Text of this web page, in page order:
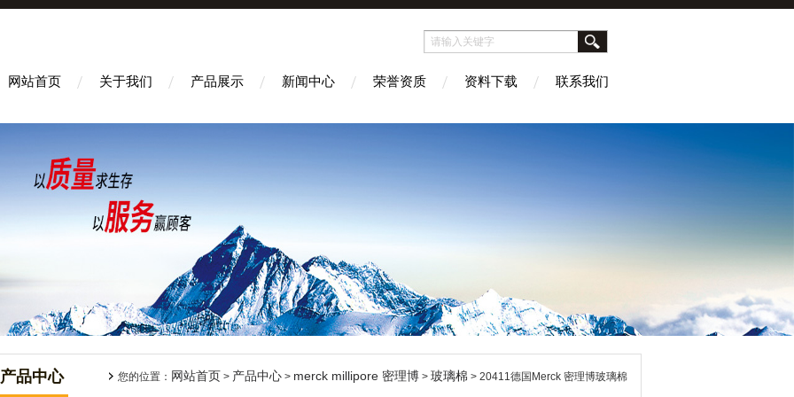
网站首页 关于我们 产品展示 新闻中心 荣誉资质 资料下载 联系我们
产品中心 您的位置： 网站首页 > 产品中心 > merck millipore 密理博 > 玻璃棉 > 20411德国Merck 密理博玻璃棉